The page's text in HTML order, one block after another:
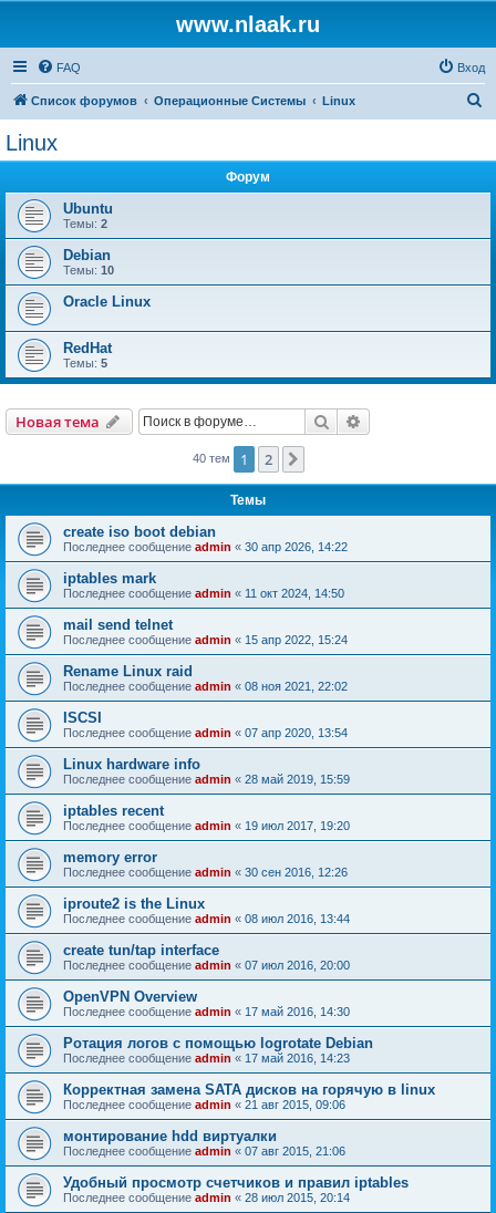
www.nlaak.ru
FAQ Вход
Список форумов Операционные Системы Linux
Linux
Форум
Ubuntu
Темы: 2
Debian
Темы: 10
Oracle Linux
RedHat
Темы: 5
Новая тема Поиск
40 тем 1 2
Темы
create iso boot debian
Последнее сообщение admin « 30 апр 2026, 14:22
iptables mark
Последнее сообщение admin « 11 окт 2024, 14:50
mail send telnet
Последнее сообщение admin « 15 апр 2022, 15:24
Rename Linux raid
Последнее сообщение admin « 08 ноя 2021, 22:02
ISCSI
Последнее сообщение admin « 07 апр 2020, 13:54
Linux hardware info
Последнее сообщение admin « 28 май 2019, 15:59
iptables recent
Последнее сообщение admin « 19 июл 2017, 19:20
memory error
Последнее сообщение admin « 30 сен 2016, 12:26
iproute2 is the Linux
Последнее сообщение admin « 08 июл 2016, 13:44
create tun/tap interface
Последнее сообщение admin « 07 июл 2016, 20:00
OpenVPN Overview
Последнее сообщение admin « 17 май 2016, 14:30
Ротация логов с помощью logrotate Debian
Последнее сообщение admin « 17 май 2016, 14:23
Корректная замена SATA дисков на горячую в linux
Последнее сообщение admin « 21 авг 2015, 09:06
монтирование hdd виртуалки
Последнее сообщение admin « 07 авг 2015, 21:06
Удобный просмотр счетчиков и правил iptables
Последнее сообщение admin « 28 июл 2015, 20:14